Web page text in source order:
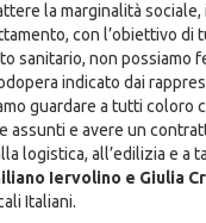
la marginalità sociale,
con l’obiettivo di
sanitario, non possiamo
indicato dai
guardare a tutti coloro
assunti e avere un
logistica, all’edilizia e a
Iervolino e Giulia
Italiani.